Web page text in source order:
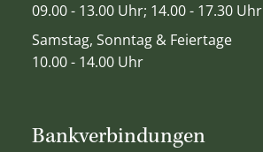
Bankverbindungen
09.00 - 13.00 Uhr; 14.00 - 17.30 Uhr
Samstag, Sonntag & Feiertage
10.00 - 14.00 Uhr